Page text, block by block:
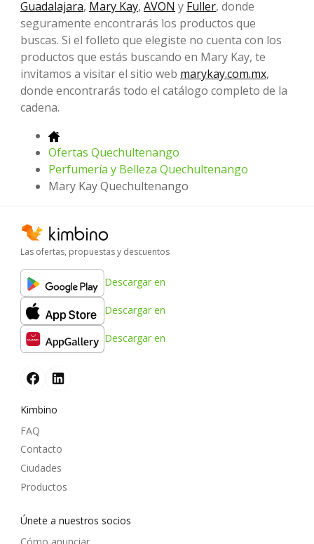
Guadalajara, Mary Kay, AVON y Fuller, donde
seguramente encontrarás los productos que
buscas. Si el folleto que elegiste no cuenta con los
productos que estás buscando en Mary Kay, te
invitamos a visitar el sitio web marykay.com.mx,
donde encontrarás todo el catálogo completo de la
cadena.
Ofertas Quechultenango
Perfumería y Belleza Quechultenango
Mary Kay Quechultenango
Las ofertas, propuestas y descuentos
Descargar en
Descargar en
Descargar en
Kimbino
FAQ
Contacto
Ciudades
Productos
Únete a nuestros socios